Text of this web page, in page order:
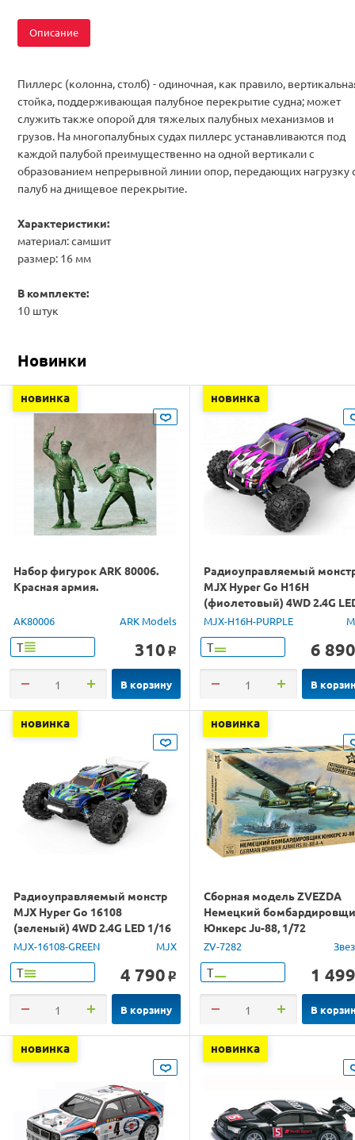
Описание
Пиллерс (колонна, столб) - одиночная, как правило,
стойка, поддерживающая палубное перекрытие судна; может
служить также опорой для тяжелых палубных механизмов и
грузов. На многопалубных судах пиллерс устанавливаются под
каждой палубой преимущественно на одной вертикали с
образованием непрерывной линии опор, передающих нагрузку
палуб на днищевое перекрытие.
Характеристики:
материал: самшит
размер: 16 мм
В комплекте:
10 штук
Новинки
новинка
Набор фигурок ARK 80006.
Красная армия.
AK80006 ARK Models
Т 310 o
В корзину
новинка
Радиоуправляемый
MJX Hyper Go H16H
(фиолетовый) 4WD 2.4G
GPS 1/16 RTR
MJX-H16H-PURPLE
Т 6 890
В
новинка
Радиоуправляемый монстр
MJX Hyper Go 16108
(зеленый) 4WD 2.4G LED 1/16
RTR
MJX-16108-GREEN MJX
Т 4 790 o
В корзину
новинка
Сборная модель ZVEZDA
Немецкий
Юнкерс Ju-88, 1/72
ZV-7282
Т 1 499
В
новинка новинка